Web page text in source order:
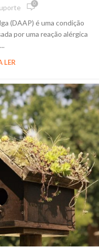
0
(DAAP) é uma condição
por uma reação alérgica
LER